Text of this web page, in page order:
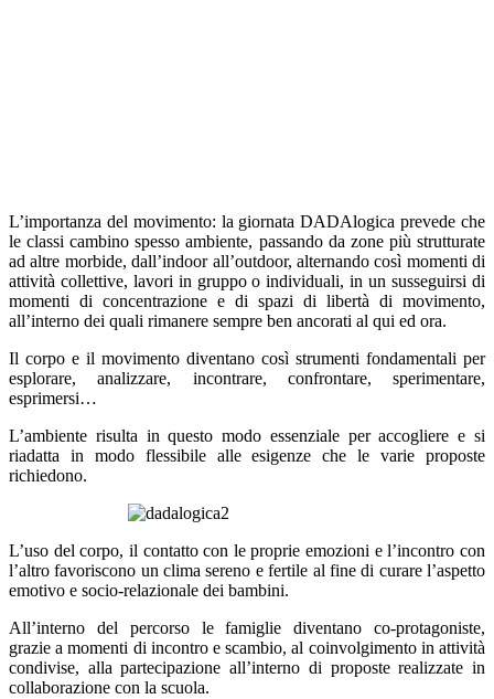
L’importanza del movimento: la giornata DADAlogica prevede che
le classi cambino spesso ambiente, passando da zone più strutturate
ad altre morbide, dall’indoor all’outdoor, alternando così momenti di
attività collettive, lavori in gruppo o individuali, in un susseguirsi di
momenti di concentrazione e di spazi di libertà di movimento,
all’interno dei quali rimanere sempre ben ancorati al qui ed ora.
Il corpo e il movimento diventano così strumenti fondamentali per
esplorare, analizzare, incontrare, confrontare, sperimentare,
esprimersi…
L’ambiente risulta in questo modo essenziale per accogliere e si
riadatta in modo flessibile alle esigenze che le varie proposte
richiedono.
L’uso del corpo, il contatto con le proprieemozioni e l’incontro con
l’altro favoriscono un clima sereno e fertile al fine di curare l’aspetto
emotivo e socio-relazionale dei bambini.
All’interno del percorso lefamiglie diventano co-protagoniste,
grazie a momenti di incontro e scambio, al coinvolgimento in attività
condivise, alla partecipazione all’interno di proposte realizzate in
collaborazione con la scuola.